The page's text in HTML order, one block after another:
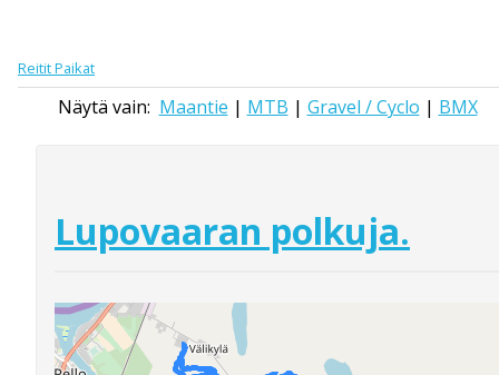
ReititPaikat
Näytä vain: Maantie | MTB | Gravel / Cyclo | BMX
Lupovaaran polkuja.